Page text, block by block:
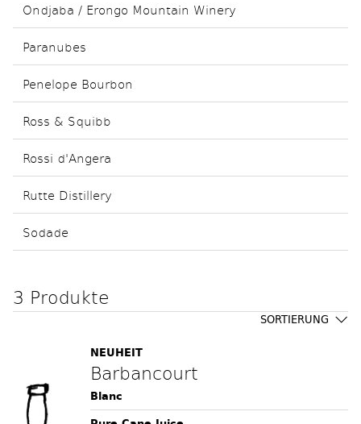
Ondjaba / Erongo Mountain Winery
Paranubes
Penelope Bourbon
Ross & Squibb
Rossi d'Angera
Rutte Distillery
Sodade
3 Produkte
SORTIERUNG
NEUHEIT
Barbancourt
Blanc